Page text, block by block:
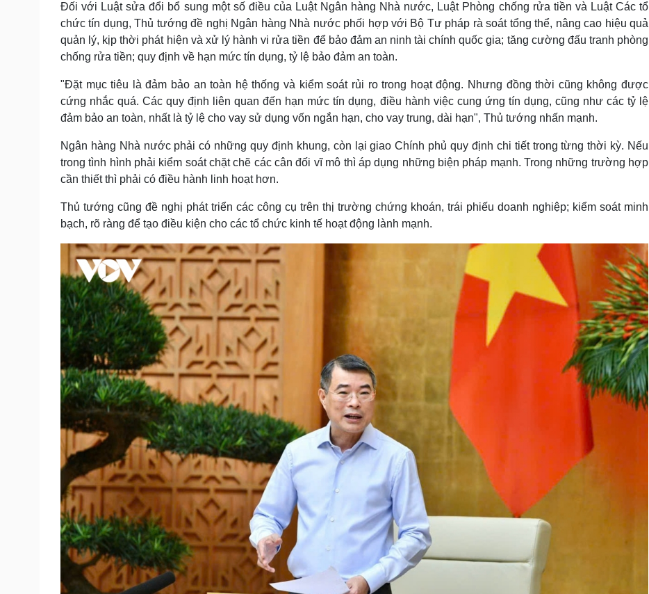
Đối với Luật sửa đổi bổ sung một số điều của Luật Ngân hàng Nhà nước, Luật Phòng chống rửa tiền và Luật Các tổ
chức tín dụng, Thủ tướng đề nghị Ngân hàng Nhà nước phối hợp với Bộ Tư pháp rà soát tổng thể, nâng cao hiệu quả
quản lý, kịp thời phát hiện và xử lý hành vi rửa tiền để bảo đảm an ninh tài chính quốc gia; tăng cường đấu tranh phòng
chống rửa tiền; quy định về hạn mức tín dụng, tỷ lệ bảo đảm an toàn.
"Đặt mục tiêu là đảm bảo an toàn hệ thống và kiểm soát rủi ro trong hoạt động. Nhưng đồng thời cũng không được
cứng nhắc quá. Các quy định liên quan đến hạn mức tín dụng, điều hành việc cung ứng tín dụng, cũng như các tỷ lệ
đảm bảo an toàn, nhất là tỷ lệ cho vay sử dụng vốn ngắn hạn, cho vay trung, dài hạn", Thủ tướng nhấn mạnh.
Ngân hàng Nhà nước phải có những quy định khung, còn lại giao Chính phủ quy định chi tiết trong từng thời kỳ. Nếu
trong tình hình phải kiểm soát chặt chẽ các cân đối vĩ mô thì áp dụng những biện pháp mạnh. Trong những trường hợp
cần thiết thì phải có điều hành linh hoạt hơn.
Thủ tướng cũng đề nghị phát triển các công cụ trên thị trường chứng khoán, trái phiếu doanh nghiệp; kiểm soát minh
bạch, rõ ràng để tạo điều kiện cho các tổ chức kinh tế hoạt động lành mạnh.